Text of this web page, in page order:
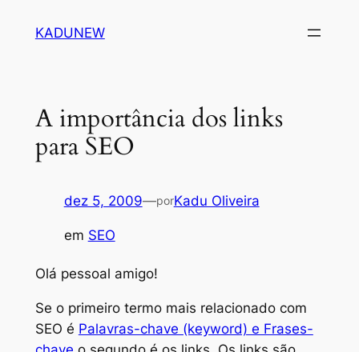
KADUNEW
A importância dos links
para SEO
dez 5, 2009—porKadu Oliveira
em SEO
Olá pessoal amigo!
Se o primeiro termo mais relacionado com
SEO é Palavras-chave (keyword) e Frases-